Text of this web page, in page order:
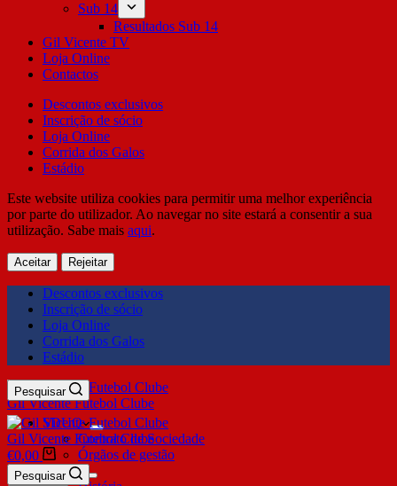
Sub 14
Resultados Sub 14
Gil Vicente TV
Loja Online
Contactos
Descontos exclusivos
Inscrição de sócio
Loja Online
Corrida dos Galos
Estádio
Este website utiliza cookies para permitir uma melhor experiência
por parte do utilizador. Ao navegar no site estará a consentir a sua
utilização. Sabe mais aqui.
Aceitar Rejeitar
Descontos exclusivos
Inscrição de sócio
Loja Online
Corrida dos Galos
Estádio
Gil Vicente Futebol Clube
Pesquisar
SDUQ
Contrato de Sociedade
Órgãos de gestão
Clube
Gil Vicente Futebol Clube
€0,00
Pesquisar